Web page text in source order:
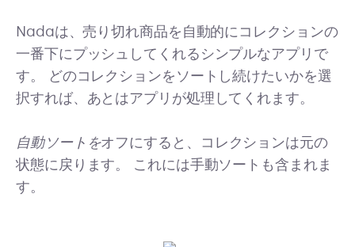
Nadaは、売り切れ商品を自動的にコレクションの
一番下にプッシュしてくれるシンプルなアプリで
す。 どのコレクションをソートし続けたいかを選
択すれば、あとはアプリが処理してくれます。
自動ソートをオフにすると、コレクションは元の
状態に戻ります。 これには手動ソートも含まれま
す。